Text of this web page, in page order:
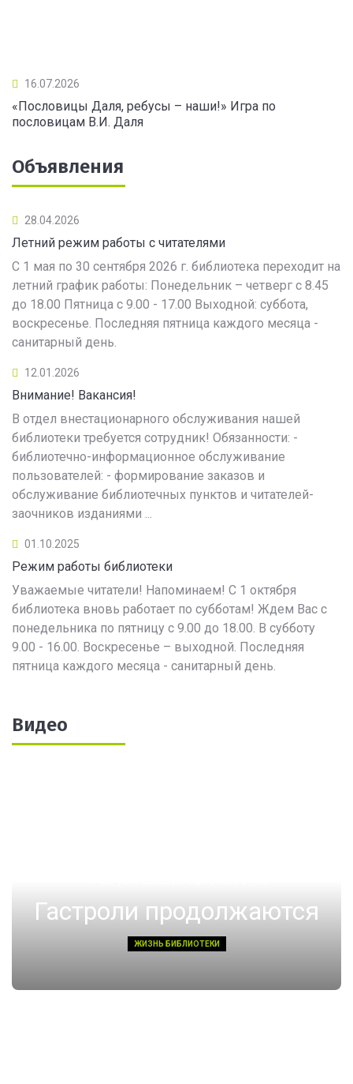
16.07.2026
«Пословицы Даля, ребусы – наши!» Игра по
пословицам В.И. Даля
Объявления
28.04.2026
Летний режим работы с читателями
С 1 мая по 30 сентября 2026 г. библиотека переходит на
летний график работы: Понедельник – четверг с 8.45
до 18.00 Пятница с 9.00 - 17.00 Выходной: суббота,
воскресенье. Последняя пятница каждого месяца -
санитарный день.
12.01.2026
Внимание! Вакансия!
В отдел внестационарного обслуживания нашей
библиотеки требуется сотрудник! Обязанности: -
библиотечно-информационное обслуживание
пользователей: - формирование заказов и
обслуживание библиотечных пунктов и читателей-
заочников изданиями ...
01.10.2025
Режим работы библиотеки
Уважаемые читатели! Напоминаем! С 1 октября
библиотека вновь работает по субботам! Ждем Вас с
понедельника по пятницу с 9.00 до 18.00. В субботу
9.00 - 16.00. Воскресенье – выходной. Последняя
пятница каждого месяца - санитарный день.
Видео
Гастроли продолжаются
ЖИЗНЬ БИБЛИОТЕКИ